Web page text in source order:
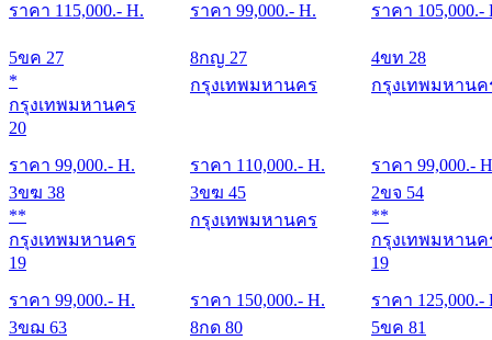
ราคา 115,000.- H. ราคา 99,000.- H. ราคา 105,000.-
5ขค 27
*
กรุงเทพมหานคร
20
ราคา 99,000.- H.
8กญ 27
กรุงเทพมหานคร
ราคา 110,000.- H.
4ขท 28
กรุงเทพมหานค
ราคา 99,000.-
3ขฆ 38
**
กรุงเทพมหานคร
19
ราคา 99,000.- H.
3ขฆ 45
กรุงเทพมหานคร
ราคา 150,000.- H.
2ขจ 54
**
กรุงเทพมหานค
19
ราคา 125,000.-
3ขฌ 63
8กด 80
5ขค 81